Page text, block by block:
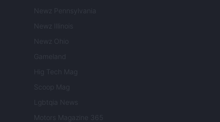
Newz Pennsylvania
Newz Illinois
Newz Ohio
Gameland
Hig Tech Mag
Scoop Mag
Lgbtqia News
Motors Magazine 365